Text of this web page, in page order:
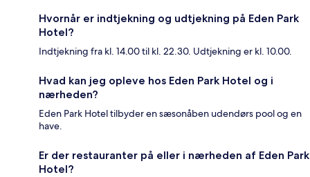
Hvornår er indtjekning og udtjekning på Eden Park
Hotel?
Indtjekning fra kl. 14.00 til kl. 22.30. Udtjekning er kl. 10.00.
Hvad kan jeg opleve hos Eden Park Hotel og i
nærheden?
Eden Park Hotel tilbyder en sæsonåben udendørs pool og en
have.
Er der restauranter på eller i nærheden af Eden Park
Hotel?